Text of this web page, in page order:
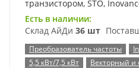
транзистором, STO,
Есть в наличии:
Склад АйДи 36 шт
Преобразователь частоты
5,5 кВт/7,5 кВт
Векторный и